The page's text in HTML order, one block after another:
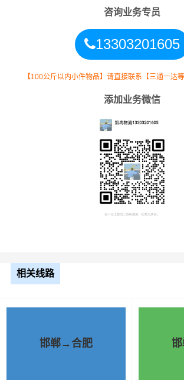
8.5元 943公里
10.5元 943公里
备注
里，以上报价为市场透
考，不作为最终成交价
根据货物类型选择合适车型
咨询业务专员
13303201605
【100公斤以内小件物品】请直接联系【三通一达
添加业务微信
相关线路
邯郸→合肥